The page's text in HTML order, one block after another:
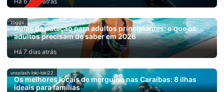
zoggs
Aulas de natação para adultos principiantes: o que os
adultos precisam de saber em 2026
Há 7 dias atrás
unsplash-loki-loki22
Os melhores locais de mergulho nas Caraíbas: 8 ilhas
ideais para famílias